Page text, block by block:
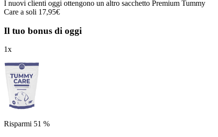
I nuovi clienti oggi ottengono un altro sacchetto Premium Tummy
Care a soli 17,95€
Il tuo bonus di oggi
1x
Risparmi 51 %